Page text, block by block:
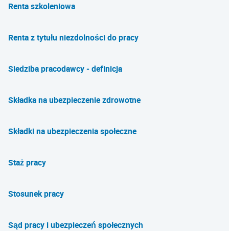
Renta szkoleniowa
Renta z tytułu niezdolności do pracy
Siedziba pracodawcy - definicja
Składka na ubezpieczenie zdrowotne
Składki na ubezpieczenia społeczne
Staż pracy
Stosunek pracy
Sąd pracy i ubezpieczeń społecznych